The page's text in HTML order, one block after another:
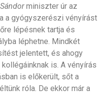
miniszter úr az
a gyógyszerészi vényírást
lépésnek tartja és
léphetne. Mindkét
jelentett, és ahogy
kollégáinknak is. A vényírás
is előkerült, sőt a
róla. De ekkor már a